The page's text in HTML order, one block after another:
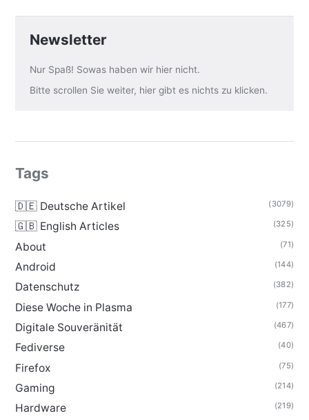
Newsletter
Nur Spaß! Sowas haben wir hier nicht.
Bitte scrollen Sie weiter, hier gibt es nichts zu klicken.
Tags
🇩🇪 Deutsche Artikel (3079)
🇬🇧 English Articles (325)
About (71)
Android (144)
Datenschutz (382)
Diese Woche in Plasma (177)
Digitale Souveränität (467)
Fediverse (40)
Firefox (75)
Gaming (214)
Hardware (219)